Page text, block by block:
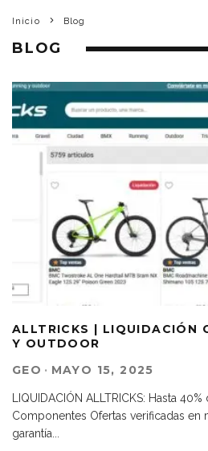
Inicio Blog
BLOG
ALLTRICKS | LIQUIDACIÓN
Y OUTDOOR
GEO · MAYO 15, 2025
LIQUIDACIÓN ALLTRICKS: Hasta
Componentes Ofertas verificadas en
garantía